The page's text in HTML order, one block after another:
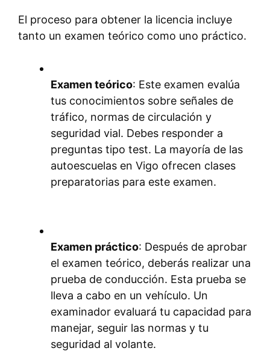
El proceso para obtener la licencia incluye
tanto un examen teórico como uno práctico.
Examen teórico: Este examen evalúa
tus conocimientos sobre señales de
tráfico, normas de circulación y
seguridad vial. Debes responder a
preguntas tipo test. La mayoría de las
autoescuelas en Vigo ofrecen clases
preparatorias para este examen.
Examen práctico: Después de aprobar
el examen teórico, deberás realizar una
prueba de conducción. Esta prueba se
lleva a cabo en un vehículo. Un
examinador evaluará tu capacidad para
manejar, seguir las normas y tu
seguridad al volante.